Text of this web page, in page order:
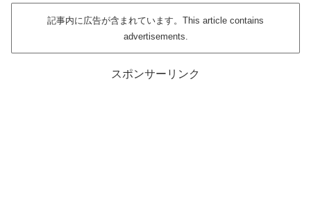
記事内に広告が含まれています。This article contains
advertisements.
スポンサーリンク